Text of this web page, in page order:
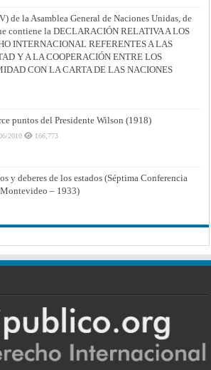
de la Asamblea General de Naciones Unidas, de
contiene la DECLARACIÓN RELATIVA A LOS
INTERNACIONAL REFERENTES A LAS
Y A LA COOPERACIÓN ENTRE LOS
CON LA CARTA DE LAS NACIONES
puntos del Presidente Wilson (1918)
2010 166,773
y deberes de los estados (Séptima Conferencia
– 1933)